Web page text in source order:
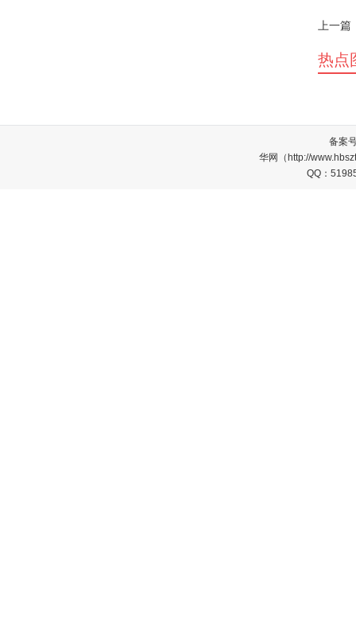
上一篇
热点
备案
华网（http://
QQ：